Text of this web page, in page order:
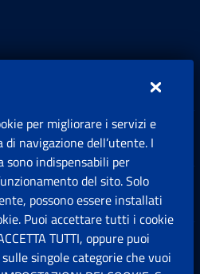
per migliorare i servizi e
navigazione dell’utente. I
indispensabili per
del sito. Solo
possono essere installati
Puoi accettare tutti i cookie
TUTTI, oppure puoi
singole categorie che vuoi